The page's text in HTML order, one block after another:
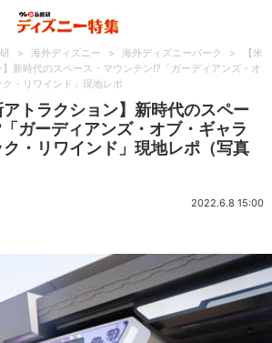
> 海外ディズニー > 海外ディズニーパーク >
【米
新時代のスペース・マウンテン!?「ガーディアンズ・オ
・リワインド」現地レポ
アトラクション】新時代のスペー
ガーディアンズ・オブ・ギャラ
・リワインド」現地レポ（写真
2022.6.8 15:00